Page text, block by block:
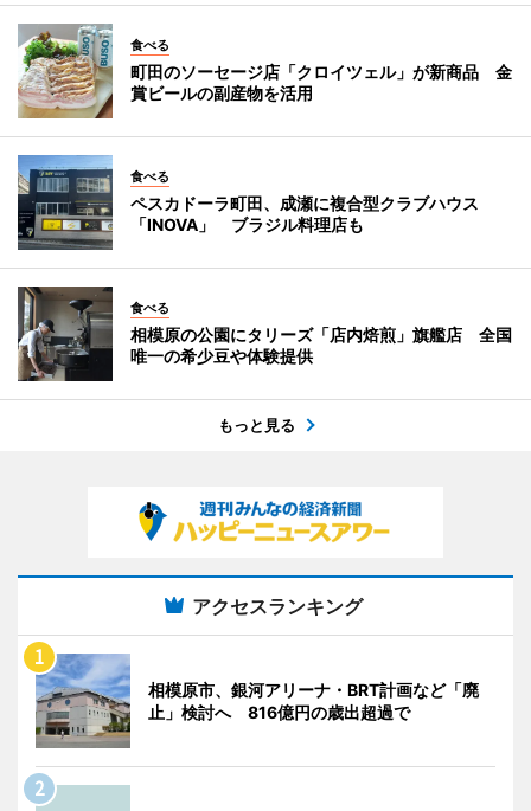
食べる
町田のソーセージ店「クロイツェル」が新商品 金
賞ビールの副産物を活用
食べる
ペスカドーラ町田、成瀬に複合型クラブハウス
「INOVA」 ブラジル料理店も
食べる
相模原の公園にタリーズ「店内焙煎」旗艦店 全国
唯一の希少豆や体験提供
もっと見る
アクセスランキング
相模原市、銀河アリーナ・BRT計画など「廃
止」検討へ 816億円の歳出超過で